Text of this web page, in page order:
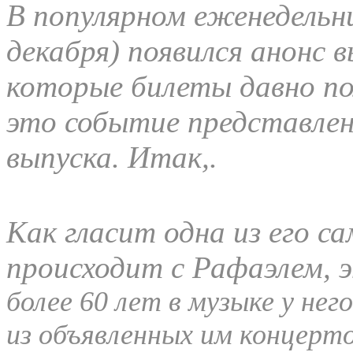
В популярном
декабря) появился анонс
которые билеты давно
это событие
выпуска. Итак,.
Как гласит одна из его
происходит с Рафаэлем,
более 60 лет в музыке у
из объявленных им